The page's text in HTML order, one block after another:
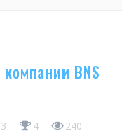
BNS
4 240